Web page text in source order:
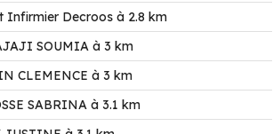
Infirmier Decroos à 2.8 km
SOUMIA à 3 km
CLEMENCE à 3 km
SABRINA à 3.1 km